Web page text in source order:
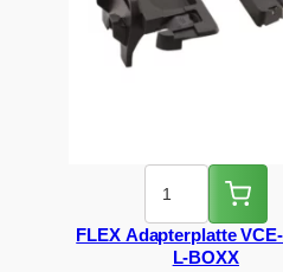
FLEX Adapterplatte
L-BOXX